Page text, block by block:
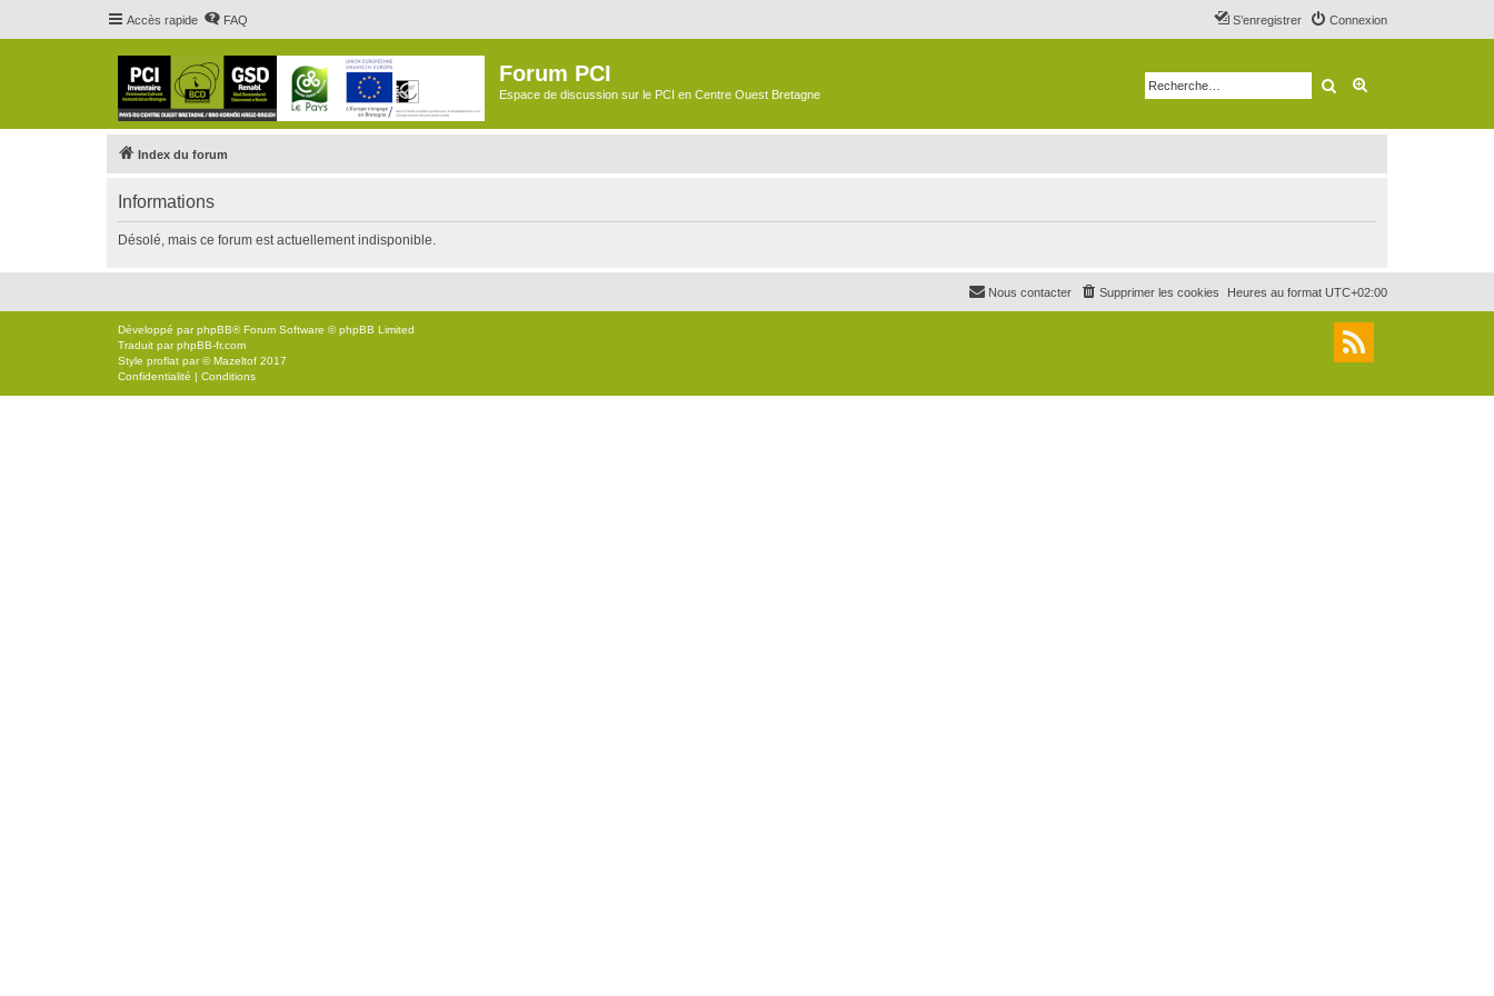
Accès rapide FAQ Connexion
S’enregistrer
Forum PCI
Espace de discussion sur le PCI en Centre Ouest Bretagne Rechercher
Index du forum
Informations
Désolé, mais ce forum est actuellement indisponible.
Heures au format UTC+02:00
Supprimer les cookies
Nous contacter
Développé parphpBB® Forum Software © phpBB Limited
Traduit parphpBB-fr.com
Style proflat par ©Mazeltof 2017
Confidentialité | Conditions